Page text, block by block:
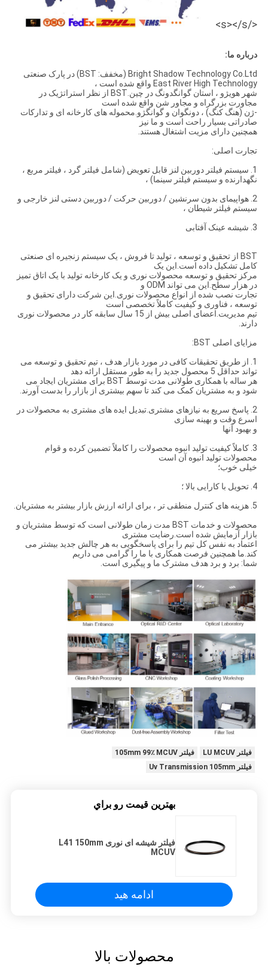
</s></s>
درباره ما:
Bright Shadow Technology Co.Ltd (مخفف: BST) در پارک صنعتی
East River High Technology واقع شده است ،
شهر هویژو ، استان گوانگدونگ در چین.BST از نظر استراتژیک در
مجاورت بزرگراه و مجاور شن واقع شده است
-ژن (هنگ کنگ) ، دونگوان و گوانگژو.محموله های کارخانه ای و تدارکات
صادراتی بسیار راحت است و ما نیز
همچنین دارای مزیت اشتغال هستند.
تجارت اصلی:
1. سیستم فیلتر دوربین لنز قابل تعویض (شامل فیلتر گرد ، فیلتر مربع ،
نگهدارنده و سیستم فیلتر سینما) ،
2. هواپیمای بدون سرنشین / دوربین حرکت / دوربین دستی لنز خارجی و
سیستم فیلتر شیطان ،
3. شیشه عینک آفتابی
BST از تحقیق و توسعه ، تولید تا فروش ، یک سیستم زنجیره ای صنعتی
کامل تشکیل داده است.این یک
مرکز تحقیق و توسعه محصولات نوری و یک کارخانه تولید با یک اتاق تمیز
در هزار سطح.این می تواند ODM و
تجارت نصب شده از انواع محصولات نوری.این شرکت دارای تحقیق و
توسعه ، فناوری و کیفیت کاملاً تخصصی است
تیم مدیریت.اعضای اصلی بیش از 15 سال سابقه کار در محصولات نوری
دارند.
مزایای اصلی BST:
1. از طریق تحقیقات کافی در مورد بازار هدف ، تیم تحقیق و توسعه می
تواند حداقل 5 محصول جدید را به طور مستقل ارائه دهد
هر ساله با همکاری طولانی مدت توسط BST برای مشتریان ایجاد می
شود و به مشتریان کمک می کند تا سهم بیشتری از بازار را بدست آورند.
2. پاسخ سریع به نیازهای مشتری.تبدیل ایده های مشتری به محصولات در
اسرع وقت و بهینه سازی
و بهبود آنها
3. كاملاً كیفیت تولید انبوه محصولات را كاملاً تضمین كرده و قوام
محصولات تولید انبوه آن است
خیلی خوب؛
4. تحویل با کارایی بالا ؛
5. هزینه های کنترل منطقی تر ، برای ارائه ارزش بازار بیشتر به مشتریان.
محصولات و خدمات BST مدت زمان طولانی است که توسط مشتریان و
بازار آزمایش شده است.رضایت مشتری
اعتماد به نفس کل تیم را برای پاسخگویی به هر چالش جدید بیشتر می
کند.ما همچنین فرصت همکاری با ما را گرامی می داریم
شما: برد و برد هدف مشترک ما و پیگیری است.
فیلتر LU MCUV
فیلتر 105mm 99٪ MCUV
فیلتر Uv Transmission 105mm
بهترين قيمت رو براي
فیلتر شیشه ای نوری L41 150mm
MCUV
ادامه هید
محصولات بالا